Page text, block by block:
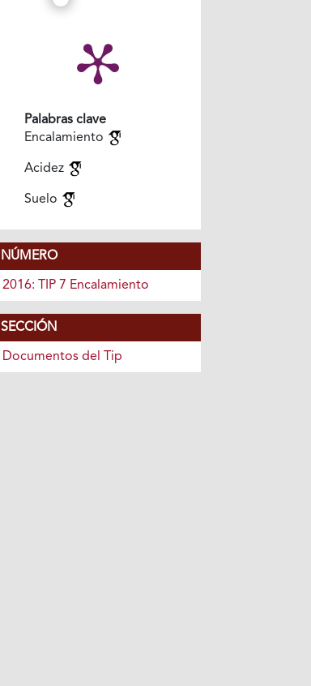
Palabras clave
Encalamiento
Acidez
Suelo
NÚMERO
2016: TIP 7 Encalamiento
SECCIÓN
Documentos del Tip